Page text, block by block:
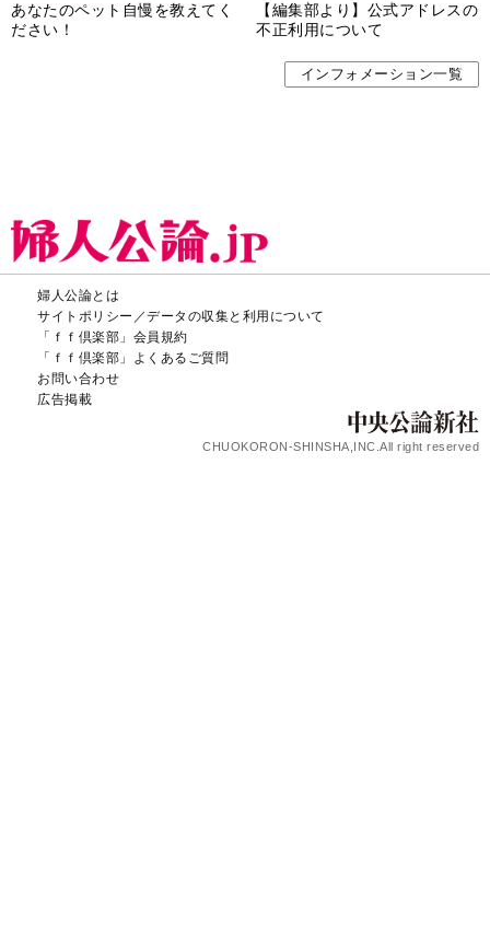
あなたのペット自慢を教えてく
ださい！
【編集部より】公式アドレスの
不正利用について
インフォメーション一覧
婦人公論とは
サイトポリシー／データの収集と利用について
「ｆｆ倶楽部」会員規約
「ｆｆ倶楽部」よくあるご質問
お問い合わせ
広告掲載
CHUOKORON-SHINSHA,INC.All right reserved